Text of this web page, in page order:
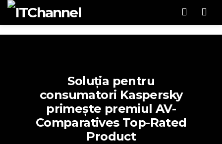
Soluția pentru
consumatori Kaspersky
primește premiul AV-
Comparatives Top-Rated
Product